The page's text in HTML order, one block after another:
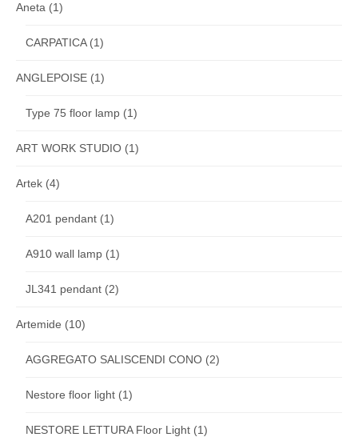
Aneta (1)
CARPATICA(1)
ANGLEPOISE (1)
Type 75 floor lamp (1)
ART WORK STUDIO (1)
Artek (4)
A201 pendant (1)
A910 wall lamp (1)
JL341 pendant (2)
Artemide (10)
AGGREGATO SALISCENDI CONO (2)
Nestore floor light (1)
NESTORE LETTURA Floor Light (1)